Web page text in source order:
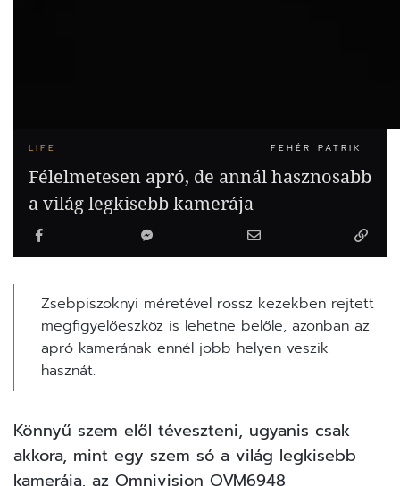
LIFE FEHÉR PATRIK
Félelmetesen apró, de annál hasznosabb
a világ legkisebb kamerája
Zsebpiszoknyi méretével rossz kezekben rejtett
megfigyelőeszköz is lehetne belőle, azonban az
apró kamerának ennél jobb helyen veszik
hasznát.
Könnyű szem elől téveszteni, ugyanis csak
akkora, mint egy szem só a világ legkisebb
kamerája, az Omnivision OVM6948